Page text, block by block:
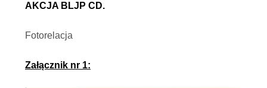
AKCJA BLJP CD.
Fotorelacja
Załącznik nr 1: